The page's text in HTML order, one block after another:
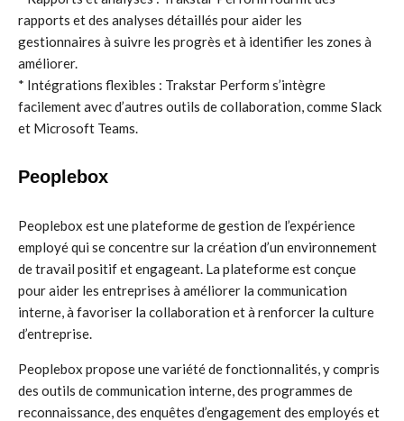
rapports et des analyses détaillés pour aider les
gestionnaires à suivre les progrès et à identifier les zones à
améliorer.
* Intégrations flexibles : Trakstar Perform s’intègre
facilement avec d’autres outils de collaboration, comme Slack
et Microsoft Teams.
Peoplebox
Peoplebox est une plateforme de gestion de l’expérience
employé qui se concentre sur la création d’un environnement
de travail positif et engageant. La plateforme est conçue
pour aider les entreprises à améliorer la communication
interne, à favoriser la collaboration et à renforcer la culture
d’entreprise.
Peoplebox propose une variété de fonctionnalités, y compris
des outils de communication interne, des programmes de
reconnaissance, des enquêtes d’engagement des employés et